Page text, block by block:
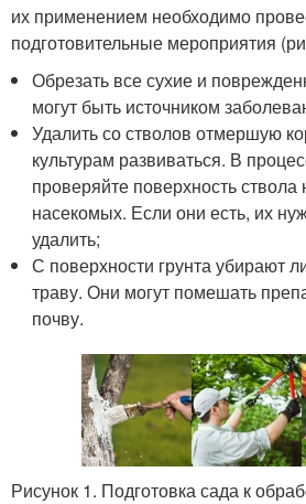
их применением необходимо
подготовительные мероприятия
Обрезать все сухие и
могут быть источником
Удалить со стволов отмершую
культурам развиваться. В
проверяйте поверхность ствола
насекомых. Если они есть, их
удалить;
С поверхности грунта убирают
траву. Они могут помешать
почву.
Рисунок 1. Подготовка сада к